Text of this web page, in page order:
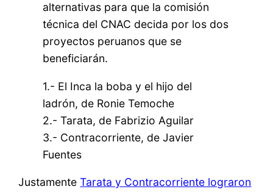
alternativas para que la comisión
técnica del CNAC decida por los dos
proyectos peruanos que se
beneficiarán.
1.- El Inca la boba y el hijo del
ladrón, de Ronie Temoche
2.- Tarata, de Fabrizio Aguilar
3.- Contracorriente, de Javier
Fuentes
JustamenteTarata y Contracorriente lograron